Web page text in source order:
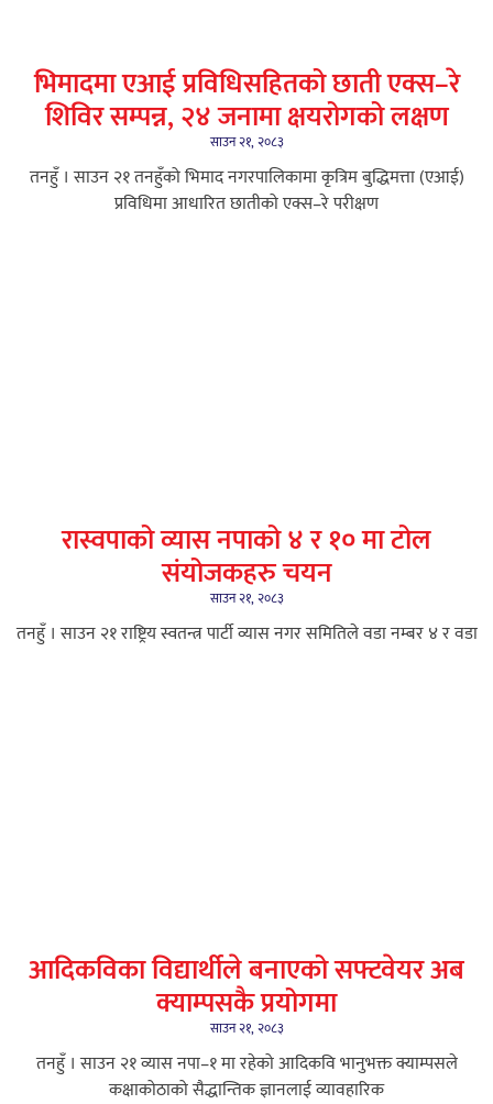
भिमादमा एआई प्रविधिसहितको छाती एक्स–रे
शिविर सम्पन्न, २४ जनामा क्षयरोगको लक्षण
साउन २१, २०८३
तनहुँ । साउन २१ तनहुँको भिमाद नगरपालिकामा कृत्रिम बुद्धिमत्ता (एआई)
प्रविधिमा आधारित छातीको एक्स–रे परीक्षण
रास्वपाको व्यास नपाको ४ र १० मा टोल
संयोजकहरु चयन
साउन २१, २०८३
तनहुँ । साउन २१ राष्ट्रिय स्वतन्त्र पार्टी व्यास नगर समितिले वडा नम्बर ४ र वडा
आदिकविका विद्यार्थीले बनाएको सफ्टवेयर अब
क्याम्पसकै प्रयोगमा
साउन २१, २०८३
तनहुँ । साउन २१ ​व्यास नपा–१ मा रहेको आदिकवि भानुभक्त क्याम्पसले
कक्षाकोठाको सैद्धान्तिक ज्ञानलाई व्यावहारिक